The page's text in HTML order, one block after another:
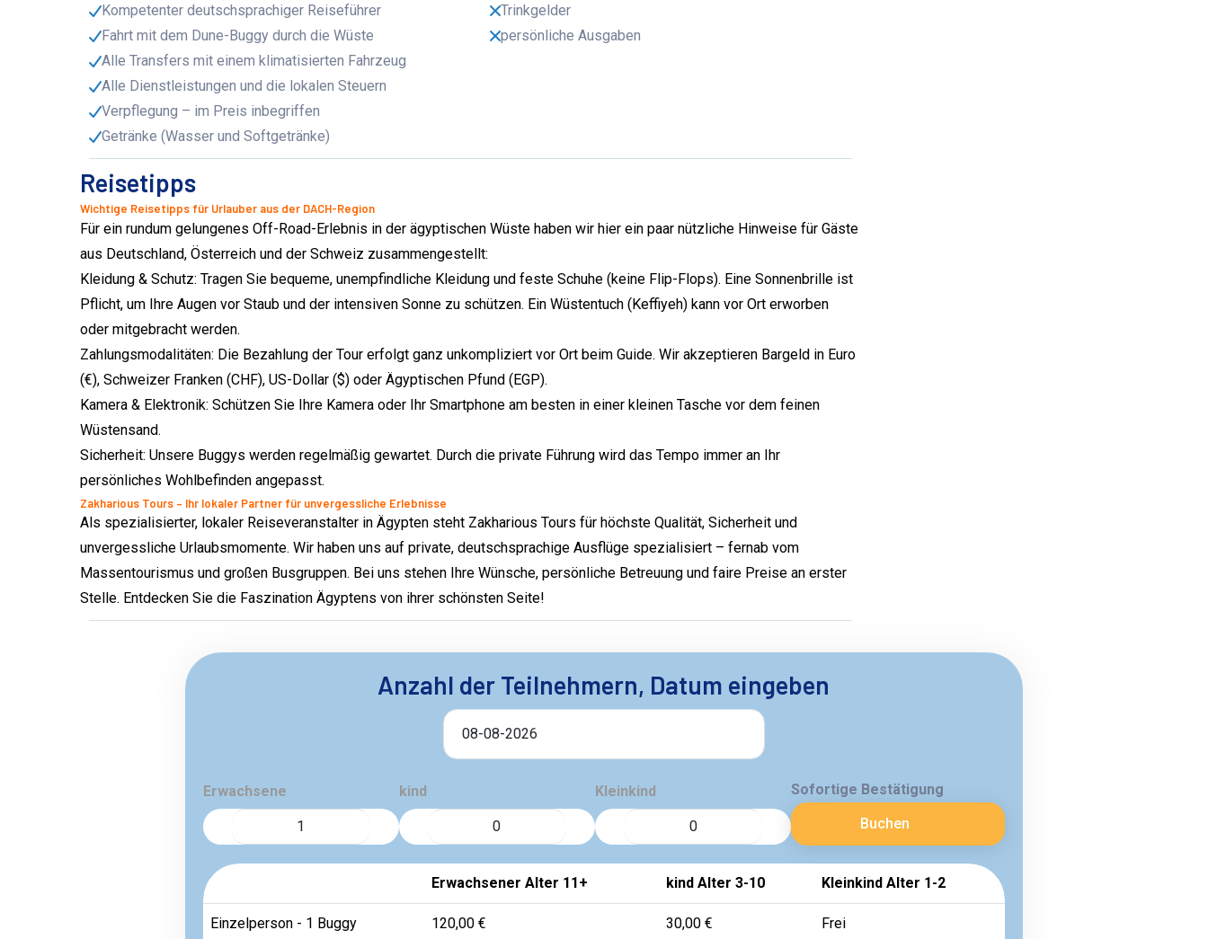
Kompetenter deutschsprachiger Reiseführer
Fahrt mit dem Dune-Buggy durch die Wüste
Alle Transfers mit einem klimatisierten Fahrzeug
Alle Dienstleistungen und die lokalen Steuern
Verpflegung – im Preis inbegriffen
Getränke (Wasser und Softgetränke)
Trinkgelder
persönliche Ausgaben
Reisetipps
Wichtige Reisetipps für Urlauber aus der DACH-Region
Für ein rundum gelungenes Off-Road-Erlebnis in der ägyptischen Wüste haben wir hier ein paar nützliche Hinweise für Gäste
aus Deutschland, Österreich und der Schweiz zusammengestellt:
Kleidung & Schutz: Tragen Sie bequeme, unempfindliche Kleidung und feste Schuhe (keine Flip-Flops). Eine Sonnenbrille ist
Pflicht, um Ihre Augen vor Staub und der intensiven Sonne zu schützen. Ein Wüstentuch (Keffiyeh) kann vor Ort erworben
oder mitgebracht werden.
Zahlungsmodalitäten: Die Bezahlung der Tour erfolgt ganz unkompliziert vor Ort beim Guide. Wir akzeptieren Bargeld in Euro
(€), Schweizer Franken (CHF), US-Dollar ($) oder Ägyptischen Pfund (EGP).
Kamera & Elektronik: Schützen Sie Ihre Kamera oder Ihr Smartphone am besten in einer kleinen Tasche vor dem feinen
Wüstensand.
Sicherheit: Unsere Buggys werden regelmäßig gewartet. Durch die private Führung wird das Tempo immer an Ihr
persönliches Wohlbefinden angepasst.
Zakharious Tours – Ihr lokaler Partner für unvergessliche Erlebnisse
Als spezialisierter, lokaler Reiseveranstalter in Ägypten steht Zakharious Tours für höchste Qualität, Sicherheit und
unvergessliche Urlaubsmomente. Wir haben uns auf private, deutschsprachige Ausflüge spezialisiert – fernab vom
Massentourismus und großen Busgruppen. Bei uns stehen Ihre Wünsche, persönliche Betreuung und faire Preise an erster
Stelle. Entdecken Sie die Faszination Ägyptens von ihrer schönsten Seite!
Anzahl der Teilnehmern, Datum eingeben
Erwachsene kind Kleinkind
Sofortige Bestätigung
Buchen
Erwachsener Alter 11+ kind Alter 3-10 Kleinkind Alter 1-2
Einzelperson - 1 Buggy 120,00 € 30,00 € Frei